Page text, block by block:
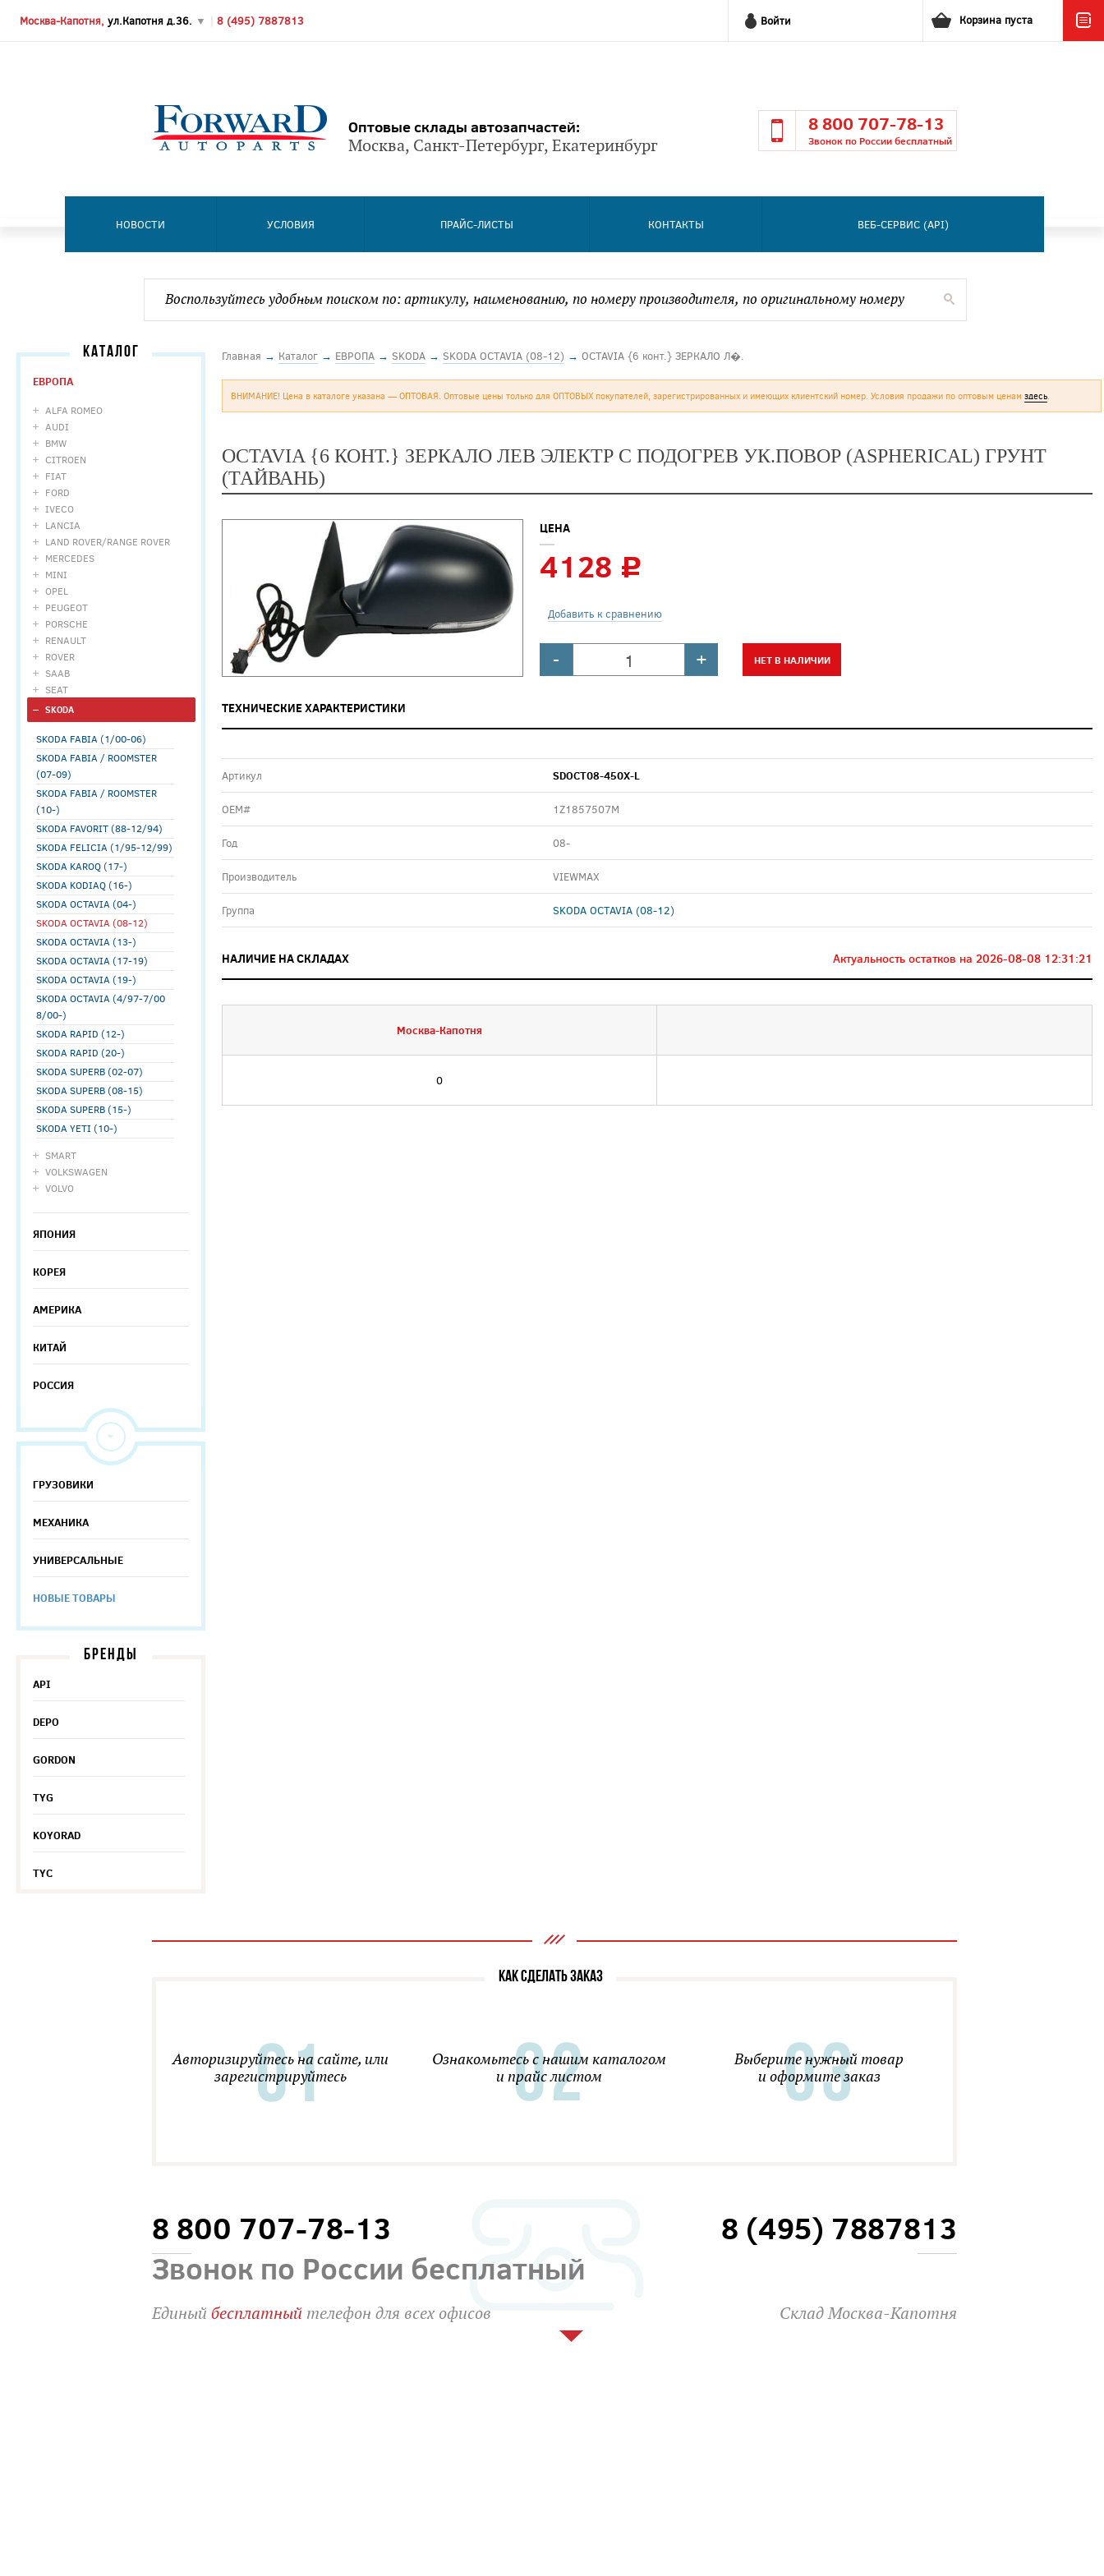
Москва-Капотня, ул.Капотня д.36. ▼ 8 (495) 7887813 Войти Корзина пуста
Оптовые склады автозапчастей:
Москва, Санкт-Петербург, Екатеринбург
8 800 707-78-13
Звонок по России бесплатный
НОВОСТИ УСЛОВИЯ ПРАЙС-ЛИСТЫ КОНТАКТЫ ВЕБ-СЕРВИС (API)
КАТАЛОГ
ЕВРОПА
ALFA ROMEO
AUDI
BMW
CITROEN
FIAT
FORD
IVECO
LANCIA
LAND ROVER/RANGE ROVER
MERCEDES
MINI
OPEL
PEUGEOT
PORSCHE
RENAULT
ROVER
SAAB
SEAT
SKODA
SKODA FABIA (1/00-06)
SKODA FABIA / ROOMSTER
(07-09)
SKODA FABIA / ROOMSTER
(10-)
SKODA FAVORIT (88-12/94)
SKODA FELICIA (1/95-12/99)
SKODA KAROQ (17-)
SKODA KODIAQ (16-)
SKODA OCTAVIA (04-)
SKODA OCTAVIA (08-12)
SKODA OCTAVIA (13-)
SKODA OCTAVIA (17-19)
SKODA OCTAVIA (19-)
SKODA OCTAVIA (4/97-7/00
8/00-)
SKODA RAPID (12-)
SKODA RAPID (20-)
SKODA SUPERB (02-07)
SKODA SUPERB (08-15)
SKODA SUPERB (15-)
SKODA YETI (10-)
SMART
VOLKSWAGEN
VOLVO
ЯПОНИЯ
КОРЕЯ
АМЕРИКА
КИТАЙ
РОССИЯ
ГРУЗОВИКИ
МЕХАНИКА
УНИВЕРСАЛЬНЫЕ
НОВЫЕ ТОВАРЫ
БРЕНДЫ
API
DEPO
GORDON
TYG
KOYORAD
TYC
Главная → Каталог → ЕВРОПА → SKODA → SKODA OCTAVIA (08-12) → OCTAVIA {6 конт.} ЗЕРКАЛО Л�.
ВНИМАНИЕ! Цена в каталоге указана — ОПТОВАЯ. Оптовые цены только для ОПТОВЫХ покупателей, зарегистрированных и имеющих клиентский номер. Условия продажи по оптовым ценам здесь.
OCTAVIA {6 КОНТ.} ЗЕРКАЛО ЛЕВ ЭЛЕКТР С ПОДОГРЕВ УК.ПОВОР (ASPHERICAL) ГРУНТ
(ТАЙВАНЬ)
ЦЕНА
4128 c
Добавить к сравнению
- + НЕТ В НАЛИЧИИ
ТЕХНИЧЕСКИЕ ХАРАКТЕРИСТИКИ
Артикул SDOCT08-450X-L
ОЕМ# 1Z1857507M
Год 08-
Производитель VIEWMAX
Группа SKODA OCTAVIA (08-12)
НАЛИЧИЕ НА СКЛАДАХ Актуальность остатков на 2026-08-08 12:31:21
Москва-Капотня
0
КАК СДЕЛАТЬ ЗАКАЗ
Авторизируйтесь на сайте, или
зарегистрируйтесь
Ознакомьтесь с нашим каталогом
и прайс листом
Выберите нужный товар
и оформите заказ
8 800 707-78-13
Звонок по России бесплатный
8 (495) 7887813
Единыйбесплатный телефон для всех офисов Склад Москва-Капотня